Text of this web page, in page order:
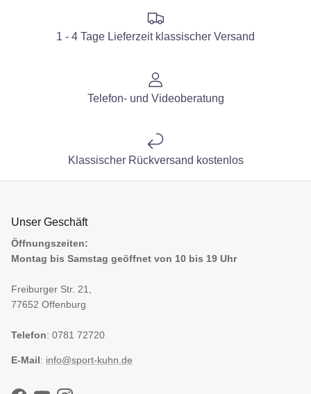
1 - 4 Tage Lieferzeit klassischer Versand
Telefon- und Videoberatung
Klassischer Rückversand kostenlos
Unser Geschäft
Öffnungszeiten:
Montag bis Samstag geöffnet von 10 bis 19 Uhr
Freiburger Str. 21,
77652 Offenburg
Telefon: 0781 72720
E-Mail: info@sport-kuhn.de